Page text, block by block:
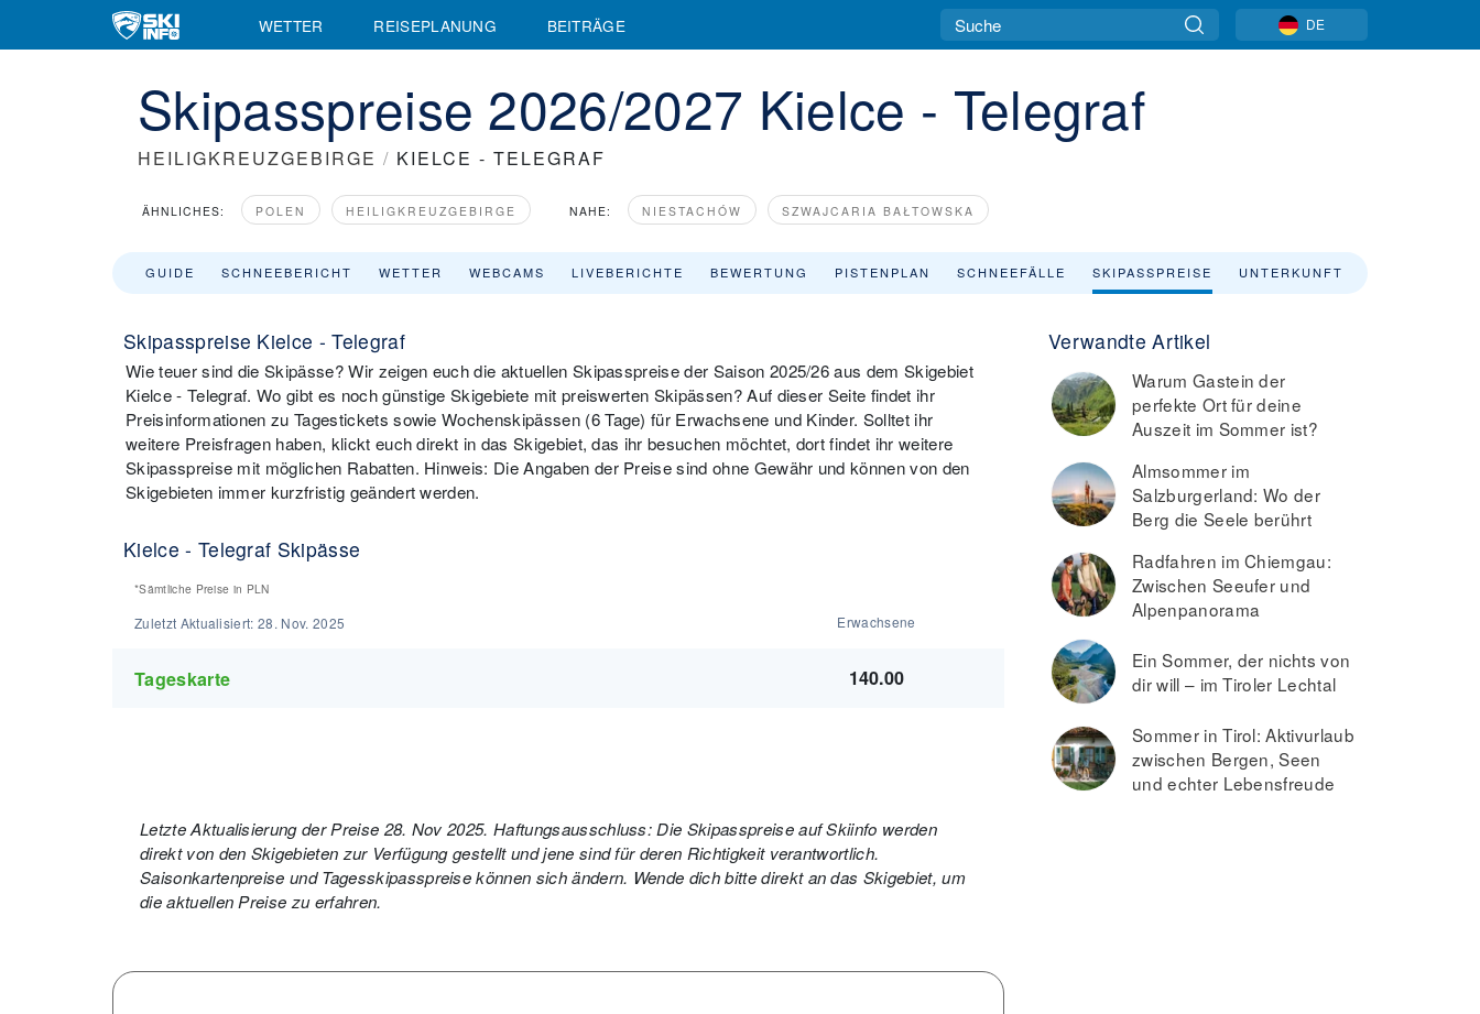
WETTER REISEPLANUNG BEITRÄGE DE
Skipasspreise 2026/2027 Kielce - Telegraf
HEILIGKREUZGEBIRGE / KIELCE - TELEGRAF
ÄHNLICHES: POLEN HEILIGKREUZGEBIRGE NAHE: NIESTACHÓW SZWAJCARIA BAŁTOWSKA
GUIDE SCHNEEBERICHT WETTER WEBCAMS LIVEBERICHTE BEWERTUNG PISTENPLAN SCHNEEFÄLLE SKIPASSPREISE UNTERKUNFT
Skipasspreise Kielce - Telegraf
Wie teuer sind die Skipässe? Wir zeigen euch die aktuellen Skipasspreise der Saison 2025/26 aus dem Skigebiet
Kielce - Telegraf. Wo gibt es noch günstige Skigebiete mit preiswerten Skipässen? Auf dieser Seite findet ihr
Preisinformationen zu Tagestickets sowie Wochenskipässen (6 Tage) für Erwachsene und Kinder. Solltet ihr
weitere Preisfragen haben, klickt euch direkt in das Skigebiet, das ihr besuchen möchtet, dort findet ihr weitere
Skipasspreise mit möglichen Rabatten. Hinweis: Die Angaben der Preise sind ohne Gewähr und können von den
Skigebieten immer kurzfristig geändert werden.
Kielce - Telegraf Skipässe
*Sämtliche Preise in PLN
Zuletzt Aktualisiert:28. Nov. 2025 Erwachsene
Tageskarte 140.00
Letzte Aktualisierung der Preise 28. Nov 2025. Haftungsausschluss: Die Skipasspreise auf Skiinfo werden
direkt von den Skigebieten zur Verfügung gestellt und jene sind für deren Richtigkeit verantwortlich.
Saisonkartenpreise und Tagesskipasspreise können sich ändern. Wende dich bitte direkt an das Skigebiet, um
die aktuellen Preise zu erfahren.
Verwandte Artikel
Warum Gastein der
perfekte Ort für deine
Auszeit im Sommer ist?
Almsommer im
Salzburgerland: Wo der
Berg die Seele berührt
Radfahren im Chiemgau:
Zwischen Seeufer und
Alpenpanorama
Ein Sommer, der nichts von
dir will – im Tiroler Lechtal
Sommer in Tirol: Aktivurlaub
zwischen Bergen, Seen
und echter Lebensfreude